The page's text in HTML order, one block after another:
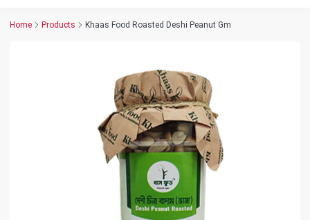
Home Products Khaas Food Roasted Deshi Peanut Gm